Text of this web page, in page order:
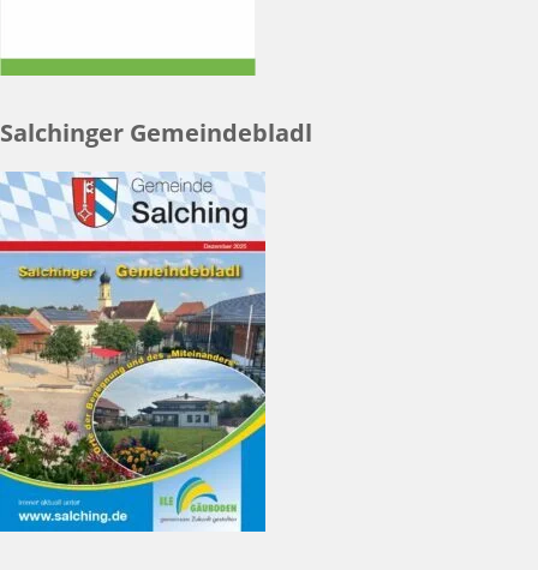
Salchinger Gemeindebladl